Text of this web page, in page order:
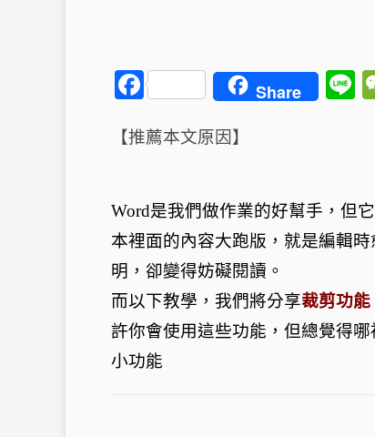
F
c
b
o
o
k
Share
【推薦本文原因】
Word是我們做作業的好幫手，但
本裡面的內容大跑版，就是編輯
明，卻變得妨礙閱讀。
而以下教學，我們將分享裁剪功
許你會使用這些功能，但總覺得
小功能